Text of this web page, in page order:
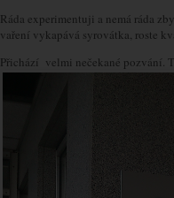
Ráda experimentuji a nemá ráda
vaření vykapává syrovátka, roste
Přichází velmi nečekané pozvání.